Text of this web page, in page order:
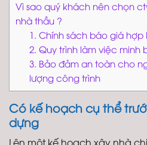
Vì sao quý khách nên chọn
nhà thầu ?
1. Chính sách báo giá hợp
2. Quy trình làm việc
3. Bảo đảm an toàn cho
lượng công trình
Có kế hoạch cụ thể
dựng
Lên một kế hoạch xây nhà